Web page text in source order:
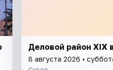
Деловой район XIX
8 августа 2026 •